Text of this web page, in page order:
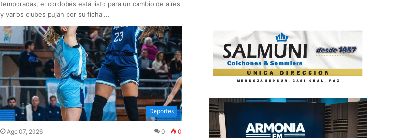
temporadas, el cordobés está listo para un cambio de aires
y varios clubes pujan por su ficha....
Deportes
Ago 07, 2026 0 0